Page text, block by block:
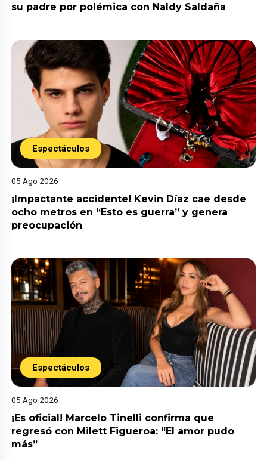
su padre por polémica con Naldy Saldaña
Espectáculos
05 Ago 2026
¡Impactante accidente! Kevin Díaz cae desde
ocho metros en “Esto es guerra” y genera
preocupación
Espectáculos
05 Ago 2026
¡Es oficial! Marcelo Tinelli confirma que
regresó con Milett Figueroa: “El amor pudo
más”